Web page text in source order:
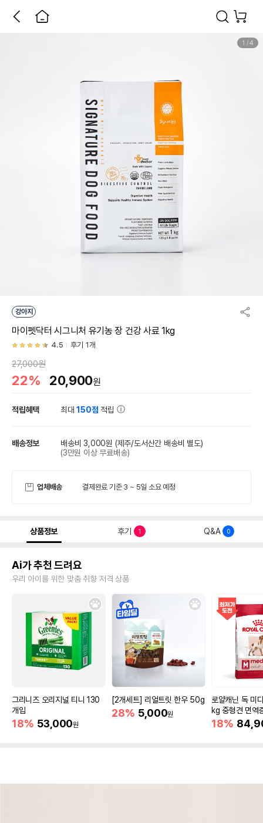
1 /4
강아지
마이펫닥터 시그니처 유기농 장 건강 사료 1kg
4.5 후기 1개
27,000원
22% 20,900원
적립혜택 최대150점 적립
배송정보 배송비 3,000원 (제주/도서산간 배송비 별도)
(3만원 이상 무료배송)
업체배송 결제완료 기준 3 ~ 5일 소요 예정
상품정보 후기 1 Q&A 0
Ai가 추천 드려요
우리 아이를 위한 맞춤 취향 저격 상품
그리니즈 오리지널 티니 130
개입
18% 53,000원
[2개세트] 리얼트릿 한우 50g
28% 5,000원
로얄캐닌 독 미
kg 중형견 면역
18%